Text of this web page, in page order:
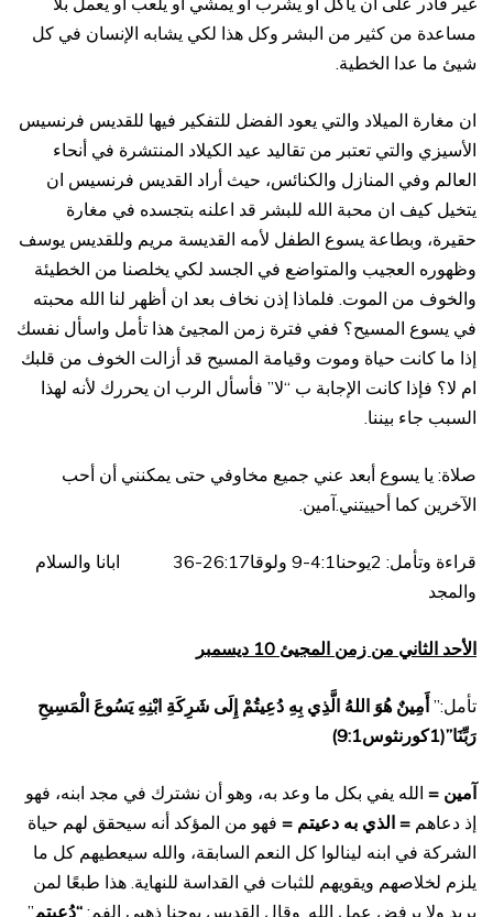
مساعدة من كثير من البشر وكل هذا لكي يشابه الإنسان في كل
شيئ ما عدا الخطية.
ان مغارة الميلاد والتي يعود الفضل للتفكير فيها للقديس فرنسيس
الأسيزي والتي تعتبر من تقاليد عيد الكيلاد المنتشرة في أنحاء
العالم وفي المنازل والكنائس، حيث أراد القديس فرنسيس ان
يتخيل كيف ان محبة الله للبشر قد اعلنه بتجسده في مغارة
حقيرة، وبطاعة يسوع الطفل لأمه القديسة مريم وللقديس يوسف
وظهوره العجيب والمتواضع في الجسد لكي يخلصنا من الخطيئة
والخوف من الموت. فلماذا إذن نخاف بعد ان أظهر لنا الله محبته
في يسوع المسيح؟ ففي فترة زمن المجيئ هذا تأمل واسأل نفسك
إذا ما كانت حياة وموت وقيامة المسيح قد أزالت الخوف من قلبك
ام لا؟ فإذا كانت الإجابة ب “لا” فأسأل الرب ان يحررك لأنه لهذا
السبب جاء بيننا.
صلاة: يا يسوع أبعد عني جميع مخاوفي حتى يمكنني أن أحب
الآخرين كما أحييتني.آمين.
قراءة وتأمل: 2يوحنا4:1-9 ولوقا26:17-36 ابانا والسلام
والمجد
الأحد الثاني من زمن المجيئ 10 ديسمبر
تأمل:” أَمِينٌ هُوَ اللهُ الَّذِي بِهِ دُعِيتُمْ إِلَى شَرِكَةِ ابْنِهِ يَسُوعَ الْمَسِيحِ
رَبِّنَا”(1كورنثوس9:1)
آمين = الله يفي بكل ما وعد به، وهو أن نشترك في مجد ابنه، فهو
إذ دعاهم = الذي به دعيتم = فهو من المؤكد أنه سيحقق لهم حياة
الشركة في ابنه لينالوا كل النعم السابقة، والله سيعطيهم كل ما
يلزم لخلاصهم ويقويهم للثبات في القداسة للنهاية. هذا طبعًا لمن
يريد ولا يرفض عمل الله. وقال القديس يوحنا ذهبي الفم: “دُعيتم”